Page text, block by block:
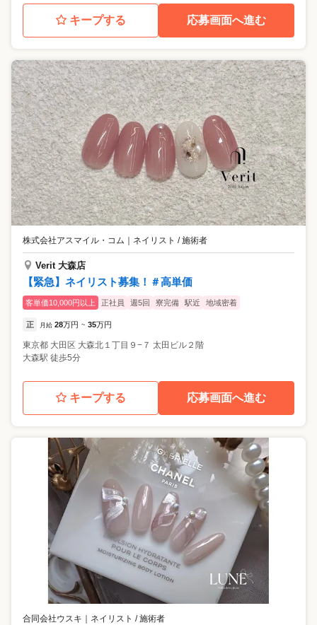
キープする 応募画面へ進む
株式会社アスマイル・コム ネイリスト / 施術者
Verit 大森店
【緊急】ネイリスト募集！＃高単価
客単価10,000円以上 正社員 週5回 寮完備 駅近 地域密着
正 月給 28万円 ~ 35万円
東京都 大田区 大森北１丁目９−７ 太田ビル２階
大森駅 徒歩5分
キープする 応募画面へ進む
合同会社ウスキ ｜ ネイリスト / 施術者